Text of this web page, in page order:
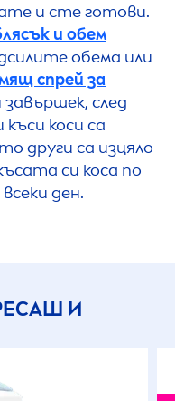
и сте готови.
и обем
обема или
спрей за
след
коси са
други са изцяло
си коса по
ден.
И